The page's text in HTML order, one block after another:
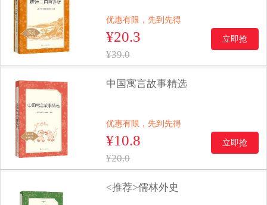
优惠有限，先到先得
¥20.3
¥39.0
立即抢
中国寓言故事精选
优惠有限，先到先得
¥10.8
¥20.0
立即抢
<推荐>儒林外史